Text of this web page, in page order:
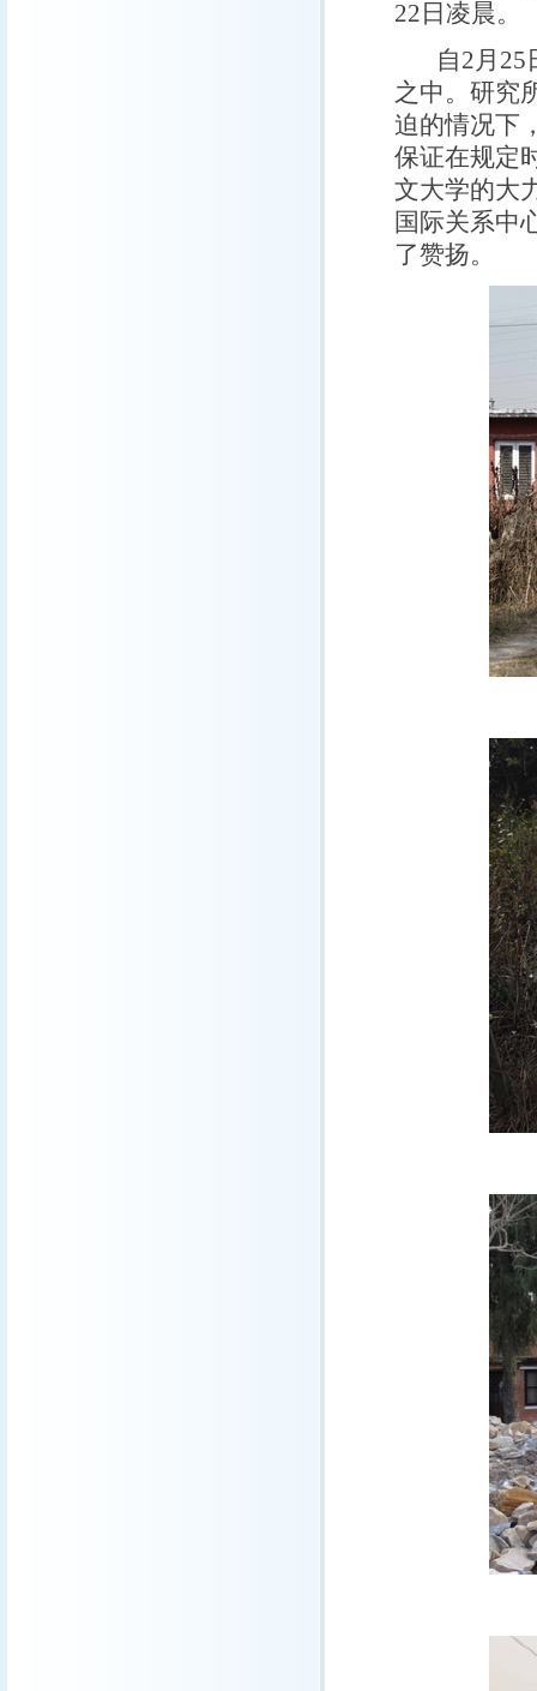
22日凌晨。
自2月25
之中。研究
迫的情况下
保证在规定
文大学的大
国际关系中
了赞扬。